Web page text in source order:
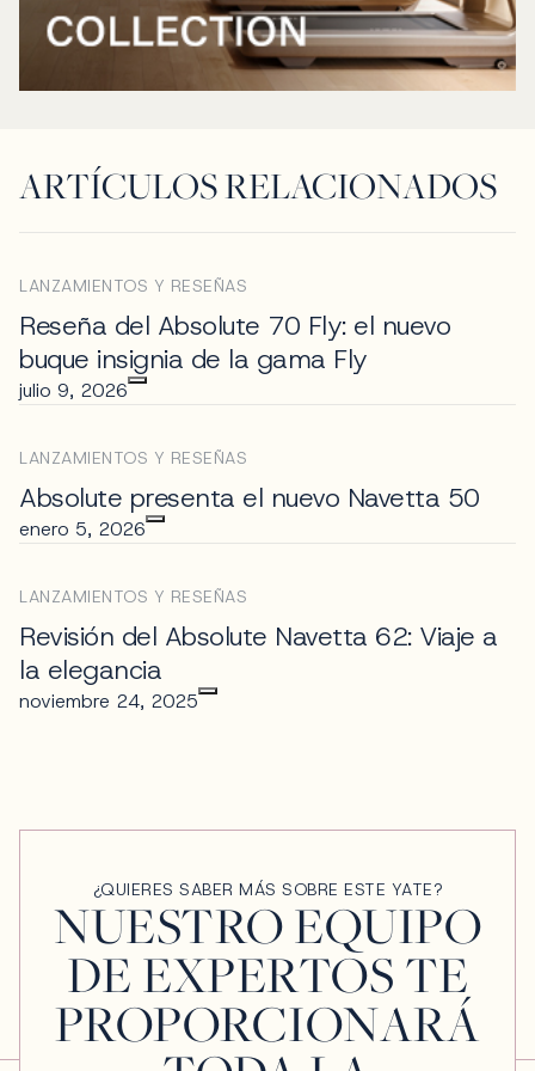
ARTÍCULOS RELACIONADOS
LANZAMIENTOS Y RESEÑAS
Reseña del Absolute 70 Fly: el nuevo
buque insignia de la gama Fly
julio 9, 2026
LANZAMIENTOS Y RESEÑAS
Absolute presenta el nuevo Navetta 50
enero 5, 2026
LANZAMIENTOS Y RESEÑAS
Revisión del Absolute Navetta 62: Viaje a
la elegancia
noviembre 24, 2025
¿QUIERES SABER MÁS SOBRE ESTE YATE?
NUESTRO EQUIPO
DE EXPERTOS TE
PROPORCIONARÁ